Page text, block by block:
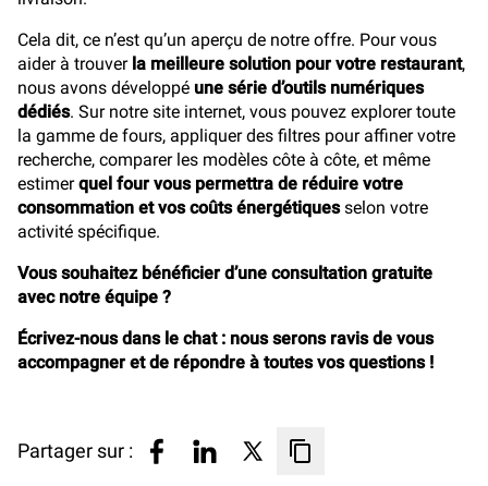
Cela dit, ce n’est qu’un aperçu de notre offre. Pour vous
aider à trouver la meilleure solution pour votre restaurant,
nous avons développé une série d’outils numériques
dédiés. Sur notre site internet, vous pouvez explorer toute
la gamme de fours, appliquer des filtres pour affiner votre
recherche, comparer les modèles côte à côte, et même
estimerquel four vous permettra de réduire votre
consommation et vos coûts énergétiquesselon votre
activité spécifique.
Vous souhaitez bénéficier d’une consultation gratuite
avec notre équipe ?
Écrivez-nous dans le chat : nous serons ravis de vous
accompagner et de répondre à toutes vos questions !
Partager sur :